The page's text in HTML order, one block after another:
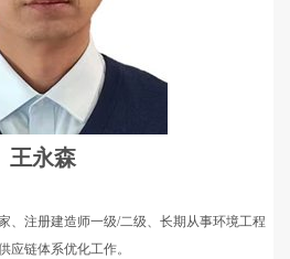
王永森
、注册建造师一级/二级、长期从事环境工程
应链体系优化工作。